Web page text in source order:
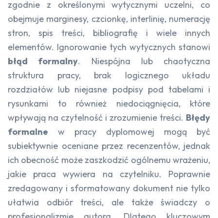
zgodnie z określonymi wytycznymi uczelni, co
obejmuje marginesy, czcionkę, interlinię, numerację
stron, spis treści, bibliografię i wiele innych
elementów. Ignorowanie tych wytycznych stanowi
błąd formalny. Niespójna lub chaotyczna
struktura pracy, brak logicznego układu
rozdziałów lub niejasne podpisy pod tabelami i
rysunkami to również niedociągnięcia, które
wpływają na czytelność i zrozumienie treści. Błędy
formalne w pracy dyplomowej mogą być
subiektywnie oceniane przez recenzentów, jednak
ich obecność może zaszkodzić ogólnemu wrażeniu,
jakie praca wywiera na czytelniku. Poprawnie
zredagowany i sformatowany dokument nie tylko
ułatwia odbiór treści, ale także świadczy o